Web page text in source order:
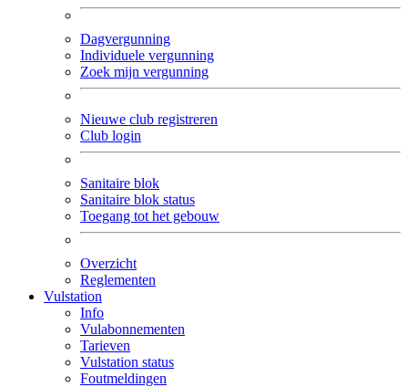
Dagvergunning
Individuele vergunning
Zoek mijn vergunning
Nieuwe club registreren
Club login
Sanitaire blok
Sanitaire blok status
Toegang tot het gebouw
Overzicht
Reglementen
Vulstation
Info
Vulabonnementen
Tarieven
Vulstation status
Foutmeldingen